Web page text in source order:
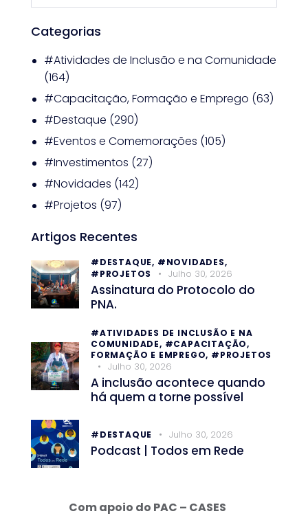
Categorias
#Atividades de Inclusão e na Comunidade
(164)
#Capacitação, Formação e Emprego (63)
#Destaque (290)
#Eventos e Comemorações (105)
#Investimentos (27)
#Novidades (142)
#Projetos (97)
Artigos Recentes
#DESTAQUE, #NOVIDADES,
#PROJETOS
Julho 30, 2026
Assinatura do Protocolo do
PNA.
#ATIVIDADES DE INCLUSÃO E NA
COMUNIDADE, #CAPACITAÇÃO,
FORMAÇÃO E EMPREGO, #PROJETOS
Julho 30, 2026
A inclusão acontece quando
há quem a torne possível
#DESTAQUE Julho 30, 2026
Podcast | Todos em Rede
Com apoio do PAC – CASES